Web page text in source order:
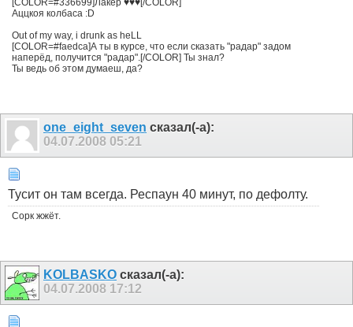
Аццкоя колбаса :D
Out of my way, i drunk as heLL
[COLOR=#faedca]А ты в курсе, что если сказать "радар" задом
наперёд, получится "радар".[/COLOR] Ты знал?
Ты ведь об этом думаеш, да?
one_eight_seven сказал(-а):
04.07.2008 05:21
Тусит он там всегда. Респаун 40 минут, по дефолту.
Сорк жжёт.
KOLBASKO сказал(-а):
04.07.2008 17:12